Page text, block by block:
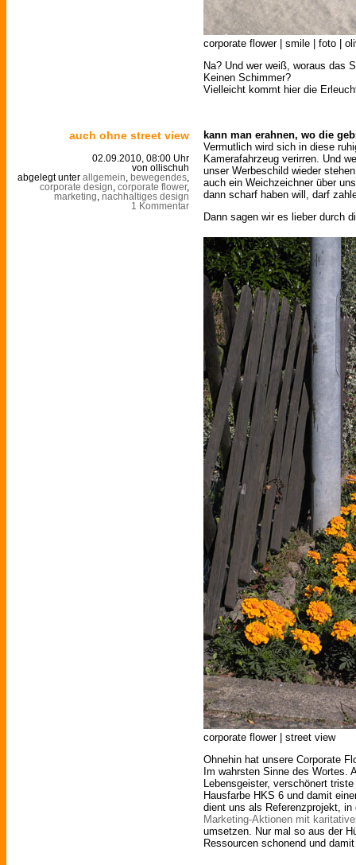
corporate flower | smile | foto |
Na? Und wer weiß, woraus das
Keinen Schimmer?
Vielleicht kommt hier die
auch ohne street view
02.09.2010, 08:00 Uhr
von ollischuh
abgelegt unter allgemein bewegendes
corporate design corporate flower,
marketing nachhaltiges design
1 Kommentar
kann man erahnen, wo die
Vermutlich wird sich in diese
Kamerafahrzeug verirren. Und
unser Werbeschild wieder
auch ein Weichzeichner über
dann scharf haben will, darf
Dann sagen wir es lieber durch
corporate flower | street view
Ohnehin hat unsere Corporate
Im wahrsten Sinne des Wortes.
Lebensgeister, verschönert
Hausfarbe HKS 6 und damit
dient uns als Referenzprojekt,
Marketing-Aktionen mit
umsetzen. Nur mal so aus der
Ressourcen schonend und